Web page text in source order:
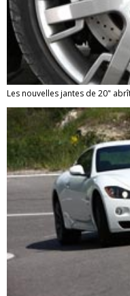
Les nouvelles jantes de 20"